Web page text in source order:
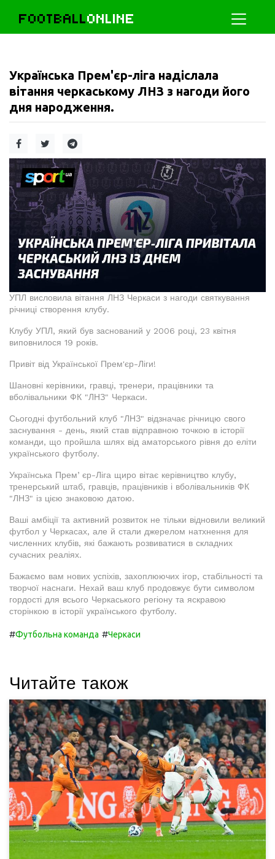
FOOTBALLONLINE
Українська Прем'єр-ліга надіслала
вітання черкаському ЛНЗ з нагоди його
дня народження.
УПЛ висловила вітання ЛНЗ Черкаси з нагоди святкування
річниці створення клубу.
Клубу УПЛ, який був заснований у 2006 році, 23 квітня
виповнилося 19 років.
Привіт від Української Прем'єр-Ліги!
Шановні керівники, гравці, тренери, працівники та
вболівальники ФК "ЛНЗ" Черкаси.
Сьогодні футбольний клуб "ЛНЗ" відзначає річницю свого
заснування - день, який став відправною точкою в історії
команди, що пройшла шлях від аматорського рівня до еліти
українського футболу.
Українська Премʼєр-Ліга щиро вітає керівництво клубу,
тренерський штаб, гравців, працівників і вболівальників ФК
"ЛНЗ" із цією знаковою датою.
Ваші амбіції та активний розвиток не тільки відновили великий
футбол у Черкасах, але й стали джерелом натхнення для
численних клубів, які бажають розвиватися в складних
сучасних реаліях.
Бажаємо вам нових успіхів, захоплюючих ігор, стабільності та
творчої наснаги. Нехай ваш клуб продовжує бути символом
гордості для всього Черкаського регіону та яскравою
сторінкою в історії українського футболу.
#Футбольна команда #Черкаси
Читайте також